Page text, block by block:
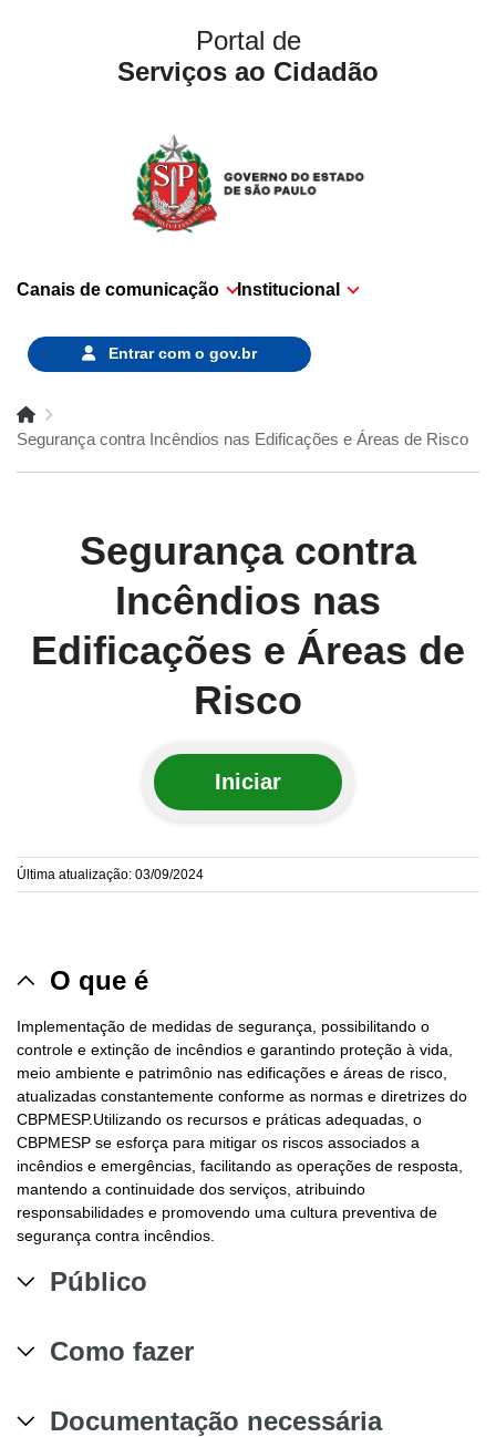
Portal de
Serviços ao Cidadão
Canais de comunicação Institucional
Entrar com o gov.br
Segurança contra Incêndios nas Edificações e Áreas de Risco
Segurança contra
Incêndios nas
Edificações e Áreas de
Risco
Iniciar
Última atualização: 03/09/2024
O que é
Implementação de medidas de segurança, possibilitando o
controle e extinção de incêndios e garantindo proteção à vida,
meio ambiente e patrimônio nas edificações e áreas de risco,
atualizadas constantemente conforme as normas e diretrizes do
CBPMESP.Utilizando os recursos e práticas adequadas, o
CBPMESP se esforça para mitigar os riscos associados a
incêndios e emergências, facilitando as operações de resposta,
mantendo a continuidade dos serviços, atribuindo
responsabilidades e promovendo uma cultura preventiva de
segurança contra incêndios.
Público
Como fazer
Documentação necessária